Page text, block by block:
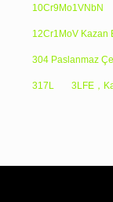
10Cr9Mo1VNbN
12Cr1MoV Kazan
304 Paslanmaz
317L 3LFE，